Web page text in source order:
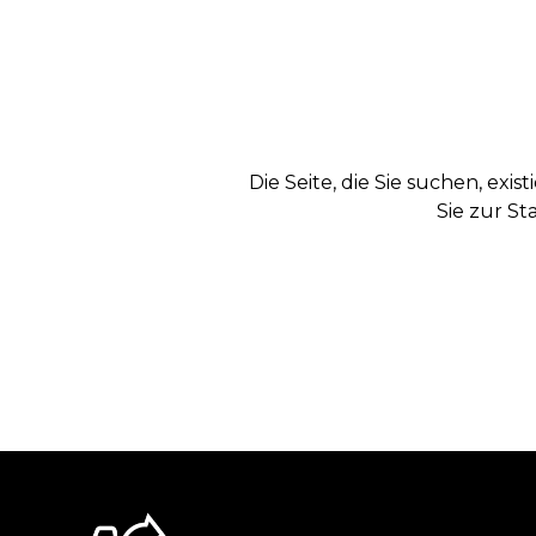
Die Seite, die Sie suchen,
Sie zur